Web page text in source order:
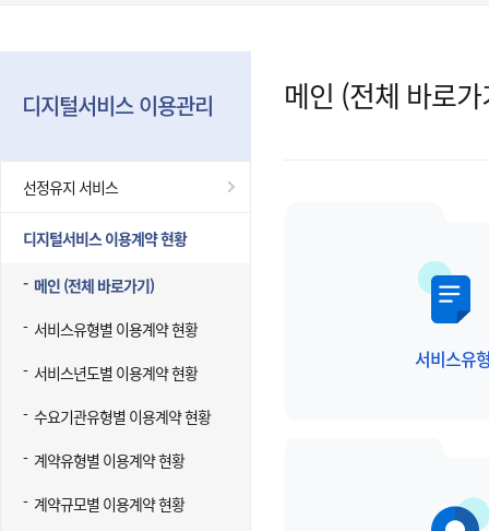
디지털서비스 이용관리
선정유지 서비스
디지털서비스 이용계약 현황
메인 (전체 바로가기)
서비스유형별 이용계약 현황
서비스년도별 이용계약 현황
수요기관유형별 이용계약 현황
계약유형별 이용계약 현황
계약규모별 이용계약 현황
메인 (전체 바로
서비스유